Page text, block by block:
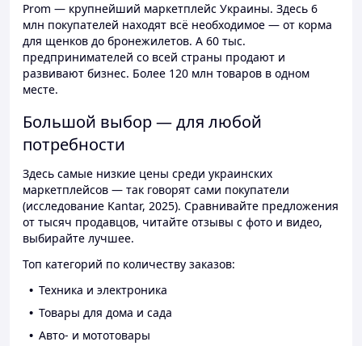
Prom — крупнейший маркетплейс Украины. Здесь 6
млн покупателей находят всё необходимое — от корма
для щенков до бронежилетов. А 60 тыс.
предпринимателей со всей страны продают и
развивают бизнес. Более 120 млн товаров в одном
месте.
Большой выбор — для любой
потребности
Здесь самые низкие цены среди украинских
маркетплейсов — так говорят сами покупатели
(исследование Kantar, 2025). Сравнивайте предложения
от тысяч продавцов, читайте отзывы с фото и видео,
выбирайте лучшее.
Топ категорий по количеству заказов:
Техника и электроника
Товары для дома и сада
Авто- и мототовары